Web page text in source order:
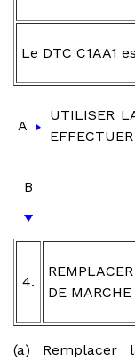
Le DTC C1AA1
A
UTILISER
B
4.
DE
(a) Remplacer